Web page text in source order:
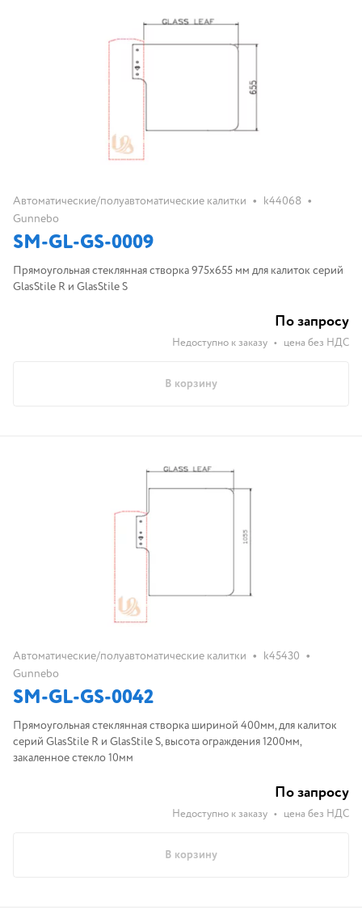
Автоматические/полуавтоматические калитки • k44068 •
Gunnebo
SM-GL-GS-0009
Прямоугольная стеклянная створка 975х655 мм для калиток серий
GlasStile R и GlasStile S
По запросу
Недоступно к заказу • цена без НДС
В корзину
Автоматические/полуавтоматические калитки • k45430 •
Gunnebo
SM-GL-GS-0042
Прямоугольная стеклянная створка шириной 400мм, для калиток
серий GlasStile R и GlasStile S, высота ограждения 1200мм,
закаленное стекло 10мм
По запросу
Недоступно к заказу • цена без НДС
В корзину